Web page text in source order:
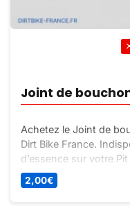
Joint de
Achetez le Joint de
Dirt Bike France.
d’essence sur votre
2,00€